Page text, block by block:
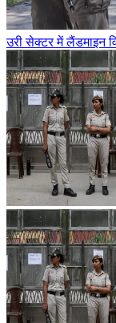
उरी सेक्टर में लैंडमाइन